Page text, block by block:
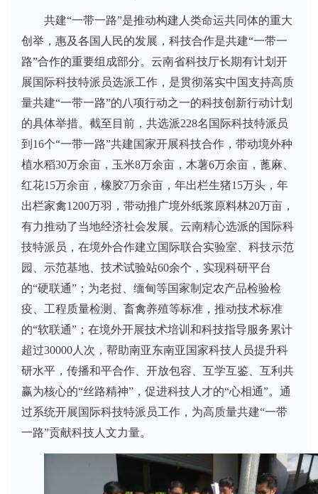
共建“一带一路”是推动构建人类命运共同体的重大
创举，惠及各国人民的发展，科技合作是共建“一带一
路”合作的重要组成部分。云南省科技厅长期有计划开
展国际科技特派员选派工作，是贯彻落实中国支持高质
量共建“一带一路”的八项行动之一的科技创新行动计划
的具体举措。截至目前，共选派228名国际科技特派员
到16个“一带一路”共建国家开展科技合作，带动境外种
植水稻30万余亩，玉米8万余亩，木薯6万余亩，蓖麻、
红花15万余亩，橡胶7万余亩，年出栏生猪15万头，年
出栏家禽1200万羽，带动推广境外纸浆原料林20万亩，
有力推动了当地经济社会发展。云南精心选派的国际科
技特派员，在境外合作建立国际联合实验室、科技示范
园、示范基地、技术试验站60余个，实现科研平台
的“硬联通”；为老挝、缅甸等国家制定农产品检验检
疫、工程质量检测、畜禽养殖等标准，推动技术标准
的“软联通”；在境外开展技术培训和科技指导服务累计
超过30000人次，帮助南亚东南亚国家科技人员提升科
研水平，传播和平合作、开放包容、互学互鉴、互利共
赢为核心的“丝路精神”，促进科技人才的“心相通”。通
过系统开展国际科技特派员工作，为高质量共建“一带
一路”贡献科技人文力量。